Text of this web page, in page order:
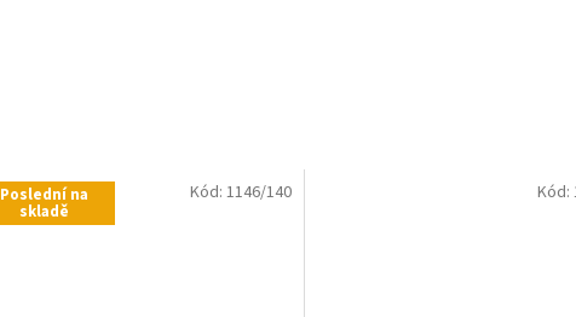
Poslední na
skladě
Kód: 1146/140 Kód: